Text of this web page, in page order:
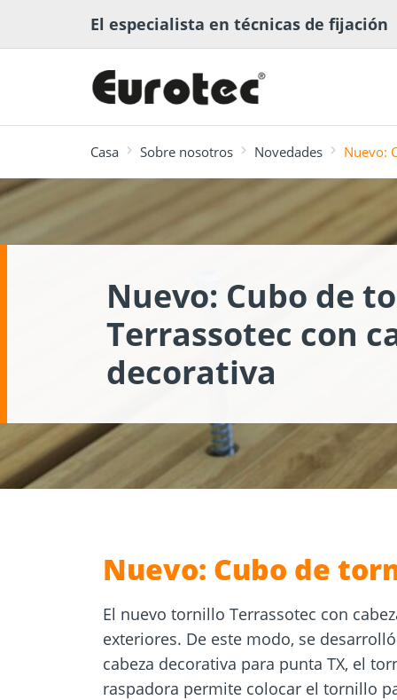
El especialista en técnicas de fijación
Construcción de
terrazas y exteriores madera
Herramientas y
accesorios
Anclajes
hormigón
más buscado
Software para la
planificación
Software
ECS
Formulario de
cálculo Selector
Biblioteca
multimedia fijación
Casa Sobre nosotros Novedades Nuevo:
Nuevo: Cubo de
Terrassotec con
decorativa
Nuevo: Cubo de
El nuevo tornillo Terrassotec con
exteriores. De este modo, se
cabeza decorativa para punta TX, el
raspadora permite colocar el tornillo